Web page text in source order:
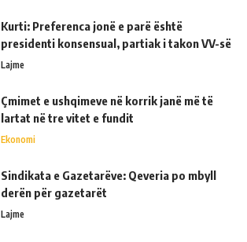
Kurti: Preferenca jonë e parë është
presidenti konsensual, partiak i takon VV-së
Lajme
Çmimet e ushqimeve në korrik janë më të
lartat në tre vitet e fundit
Ekonomi
Sindikata e Gazetarëve: Qeveria po mbyll
derën për gazetarët
Lajme